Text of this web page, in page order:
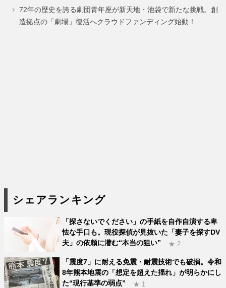
ジ
ジ
ジ
ジ
ジ
ジ
ジ
72年の歴史を誇る劇団青年座が新天地・池袋で新たな挑戦。創
造拠点の「劇場」復活へクラウドファンディング始動！
シェアランキング
「探さないでください」の手紙を自作自演する卑
怯な手口も。現役探偵が見抜いた「妻子を探すDV
夫」の依頼に潜む“本当の狙い”
★ 2
「震度7」に耐える免震・耐震技術でも破損。令和
8年熊本地震の「想定を超えた揺れ」が明らかにし
た“現行基準の弱点”
★ 1